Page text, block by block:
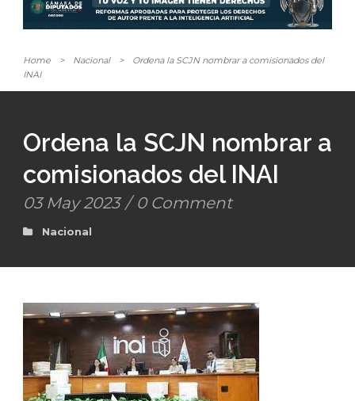
Home > Nacional >
Ordena la SCJN nombrar a comisionados del
INAI
Ordena la SCJN nombrar a
comisionados del INAI
03 May 2023 / 0 Comment
Nacional